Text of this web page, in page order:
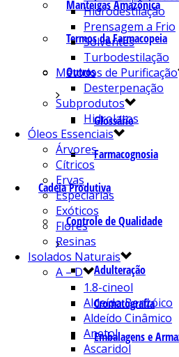
Manteigas Amazônica
Termos da Farmacopeia
Outros
Glossário
Farmacognosia
Cadeia Produtiva
Controle de Qualidade
Adulteração
Cromatografia
Embalagens e
Hidrodestilação
Prensagem a Frio
Solventes
Turbodestilação
Métodos de Purificação
Desterpenação
Subprodutos
Hidrolatos
Óleos Essenciais
Árvores
Cítricos
Ervas
Especiarias
Exóticos
Flores
Resinas
Isolados Naturais
A – D
1.8-cineol
Aldeído Benzóico
Aldeído Cinâmico
Anetol
Ascaridol